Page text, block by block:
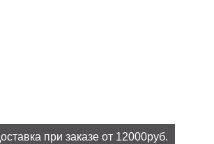
при заказе от 12000руб.